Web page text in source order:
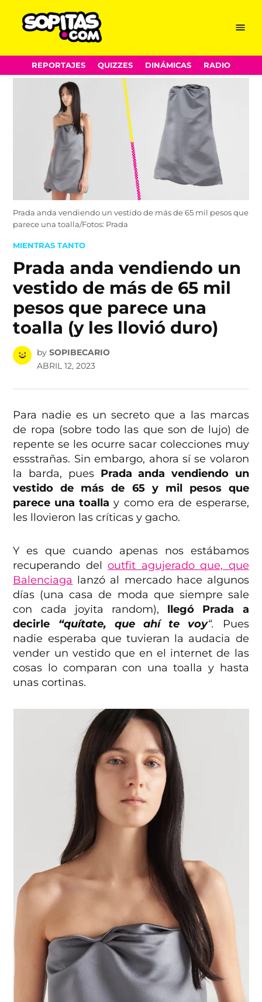
Skip
to
Menu
REPORTAJES QUIZZES DINÁMICAS RADIO
Prada anda vendiendo un vestido de más de 65 mil pesos que
parece una toalla/Fotos: Prada
POSTED
MIENTRAS TANTO
Prada anda vendiendo un
vestido de más de 65 mil
pesos que parece una
toalla (y les llovió duro)
by SOPIBECARIO
ABRIL 12, 2023
Para nadie es un secreto que a las marcas
de ropa (sobre todo las que son de lujo) de
repente se les ocurre sacar colecciones muy
essstrañas. Sin embargo, ahora sí se volaron
la barda, pues Prada anda vendiendo un
vestido de más de 65 y mil pesos que
parece una toalla y como era de esperarse,
les llovieron las críticas y gacho.
Y es que cuando apenas nos estábamos
recuperando deloutfit agujerado que, que
Balenciaga lanzó al mercado hace algunos
días (una casa de moda que siempre sale
con cada joyita random), llegó Prada a
decirle “quítate, que ahí te voy“.
Pues
nadie esperaba que tuvieran la audacia de
vender un vestido que en el internet de las
cosas lo comparan con una toalla y hasta
unas cortinas.